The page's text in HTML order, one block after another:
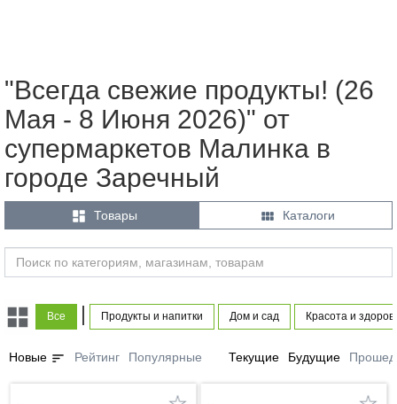
"Всегда свежие продукты! (26
Мая - 8 Июня 2026)" от
супермаркетов Малинка в
городе Заречный
 Товары  Каталоги
Все | Продукты и напитки Дом и сад Красота и
Новые sort Рейтинг Популярные Текущие Будущие